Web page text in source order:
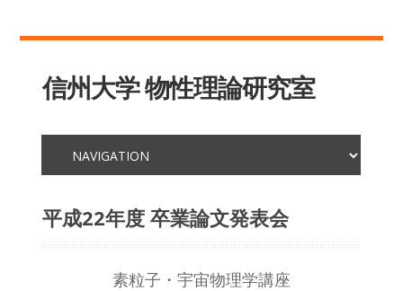
信州大学 物性理論研究室
平成22年度 卒業論文発表会
素粒子・宇宙物理学講座